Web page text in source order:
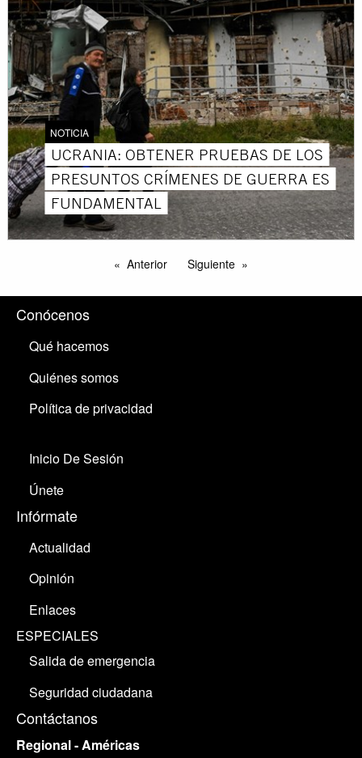
NOTICIA
UCRANIA: OBTENER PRUEBAS DE LOS
PRESUNTOS CRÍMENES DE GUERRA ES
FUNDAMENTAL
Anterior Siguiente
Conócenos
Qué hacemos
Quiénes somos
Política de privacidad
Inicio De Sesión
Únete
Infórmate
Actualidad
Opinión
Enlaces
ESPECIALES
Salida de emergencia
Seguridad ciudadana
Contáctanos
Regional - Américas